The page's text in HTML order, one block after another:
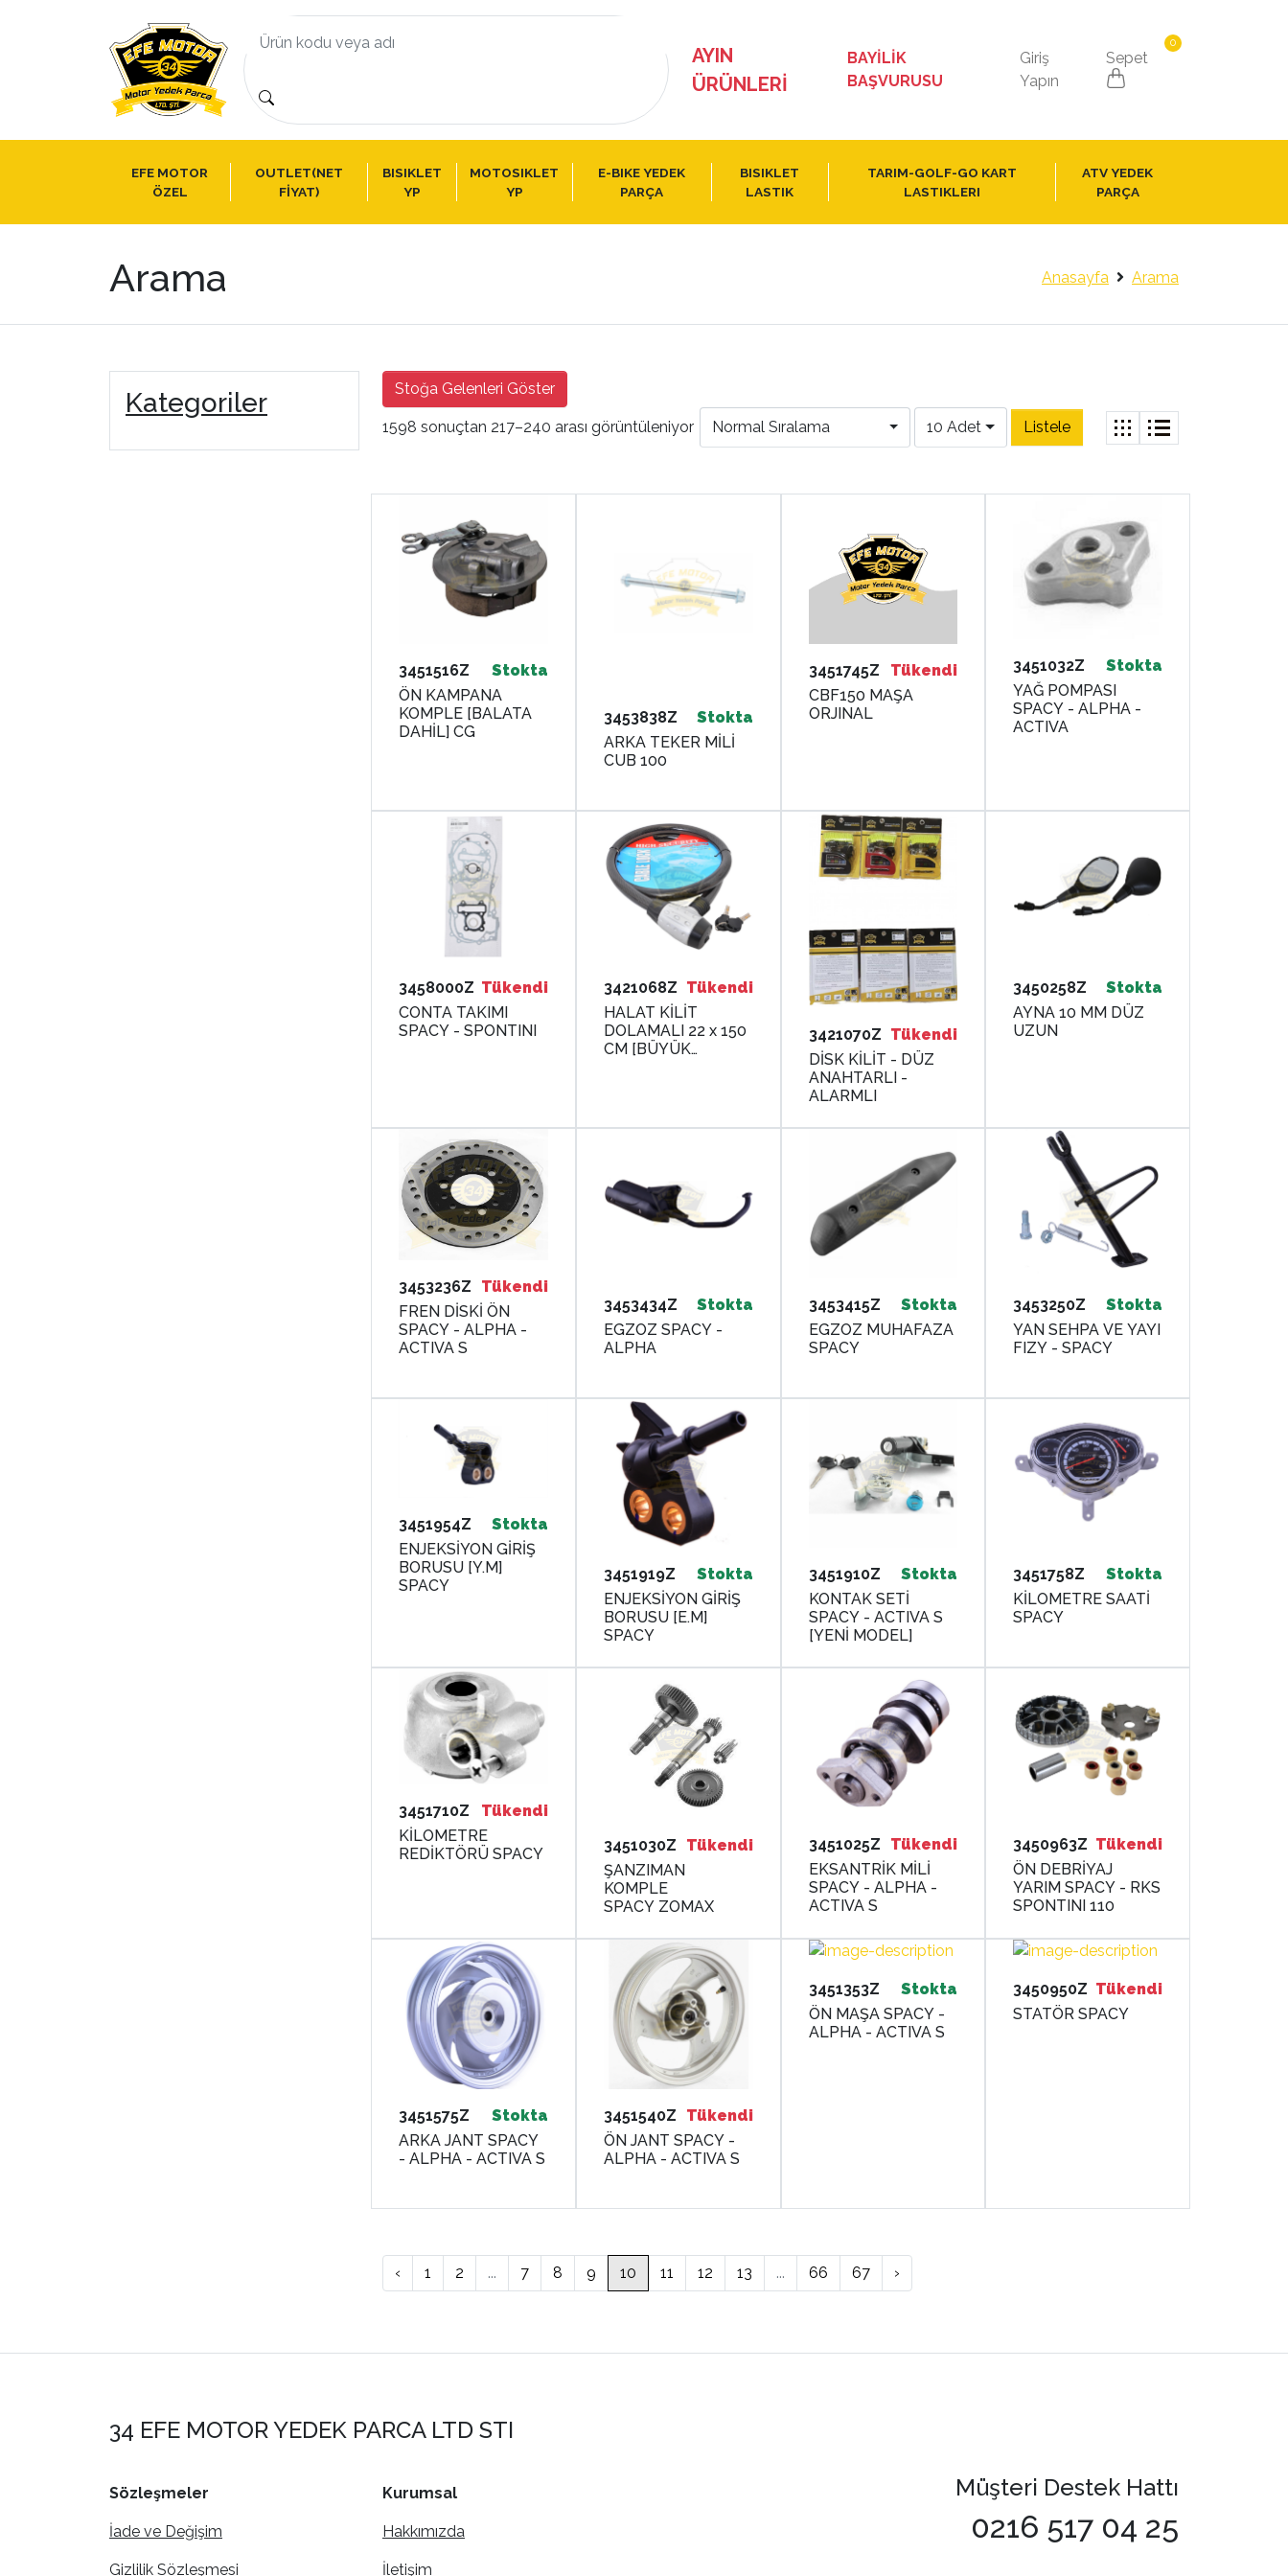
AYIN
ÜRÜNLERI
BAYİLİK
BAŞVURUSU
Giriş
Yapın
Sepet
0
EFE MOTOR
ÖZEL
OUTLET(NET
FİYAT)
BISIKLET
YP
MOTOSIKLET
YP
E-BIKE YEDEK
PARÇA
BISIKLET
LASTIK
TARIM-GOLF-GO KART
LASTIKLERI
ATV YEDEK
PARÇA
Arama Anasayfa Arama
Kategoriler Stoğa Gelenleri Göster
1598 sonuçtan 217–240 arası görüntüleniyor Normal Sıralama 10 Adet
3451516Z
Stokta
ÖN KAMPANA
KOMPLE [BALATA
DAHİL] CG
3453838Z
Stokta
ARKA TEKER MİLİ
CUB 100
3451745Z
Tükendi
CBF150 MAŞA
ORJINAL
3451032Z
Stokta
YAĞ POMPASI
SPACY - ALPHA -
ACTIVA
3458000Z Tükendi
CONTA TAKIMI
SPACY - SPONTINI
3421068Z Tükendi
HALAT KİLİT
DOLAMALI 22 x 150
CM [BÜYÜK
3421070Z Tükendi
DİSK KİLİT - DÜZ
ANAHTARLI -
ALARMLI
3450258Z
Stokta
AYNA 10 MM DÜZ
UZUN
3453236Z
Tükendi
FREN DİSKİ ÖN
SPACY - ALPHA -
ACTIVA S
3453434Z
Stokta
EGZOZ SPACY -
ALPHA
3453415Z
Stokta
EGZOZ MUHAFAZA
SPACY
3453250Z
Stokta
YAN SEHPA VE YAYI
FIZY - SPACY
3451954Z
Stokta
ENJEKSİYON GİRİŞ
BORUSU [Y.M]
SPACY
3451919Z
Stokta
ENJEKSİYON GİRİŞ
BORUSU [E.M]
SPACY
3451910Z
Stokta
KONTAK SETİ
SPACY - ACTIVA S
[YENİ MODEL]
3451758Z
Stokta
KİLOMETRE SAATİ
SPACY
3451710Z
Tükendi
KİLOMETRE
REDİKTÖRÜ SPACY
3451030Z
Tükendi
ŞANZIMAN
KOMPLE
SPACY ZOMAX
3451025Z
Tükendi
EKSANTRİK MİLİ
SPACY - ALPHA -
ACTIVA S
3450963Z Tükendi
ÖN DEBRİYAJ
YARIM SPACY - RKS
SPONTINI 110
3451575Z
Stokta
ARKA JANT SPACY
- ALPHA - ACTIVA S
3451540Z
Tükendi
ÖN JANT SPACY -
ALPHA - ACTIVA S
3451353Z
Stokta
ÖN MAŞA SPACY -
ALPHA - ACTIVA S
3450950Z Tükendi
STATÖR SPACY
‹ 1 2 ... 7 8 9 10 11 12 13 ... 66 67 ›
34 EFE MOTOR YEDEK PARCA LTD STI
Sözleşmeler
İade ve Değişim
Gizlilik Sözleşmesi
Kurumsal
Hakkımızda
İletişim
Müşteri Destek Hattı
0216 517 04 25